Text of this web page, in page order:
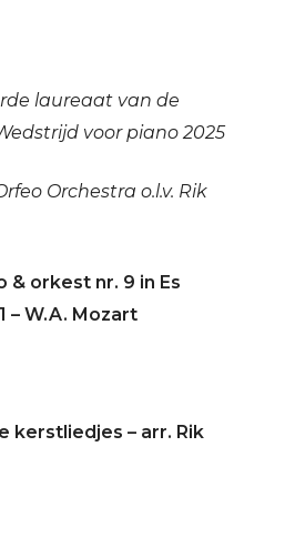
laureaat van de
voor piano 2025
Orchestra o.l.v. Rik
& orkest nr. 9 in Es
– W.A. Mozart
kerstliedjes – arr. Rik